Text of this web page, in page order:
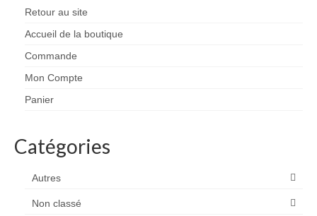
Retour au site
Accueil de la boutique
Commande
Mon Compte
Panier
Catégories
Autres
Non classé